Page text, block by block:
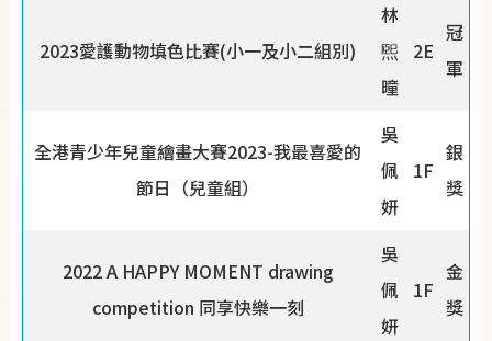
2023愛護動物填色比賽(小一及小二組別)
林
煕
曈
2E
冠
軍
全港青少年兒童繪畫大賽2023-我最喜愛的
節日（兒童組）
吳
佩
妍
1F
銀
獎
2022 A HAPPY MOMENT drawing
competition 同享快樂一刻
吳
佩
妍
1F
金
獎